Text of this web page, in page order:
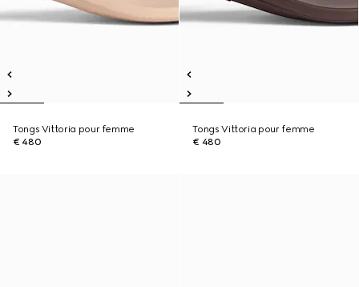
Tongs Vittoria pour femme
€ 480
Tongs Vittoria pour femme
€ 480